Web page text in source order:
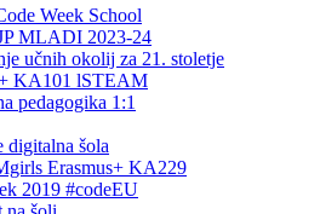
Week School
MLADI 2023-24
učnih okolij za 21. stoletje
KA101 lSTEAM
pedagogika 1:1
digitalna šola
Erasmus+ KA229
2019 #codeEU